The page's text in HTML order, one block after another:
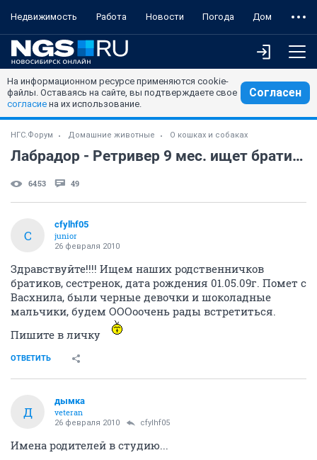
Недвижимость Работа Новости Погода Дом
На информационном ресурсе применяются cookie-
файлы. Оставаясь на сайте, вы подтверждаете свое
согласие на их использование.
Согласен
НГС.Форум Домашние животные О кошках и собаках
Лабрадор - Ретривер 9 мес. ищет братиков и сестер
6453 49
C
cfylhf05
junior
26 февраля 2010
Здравствуйте!!!! Ищем наших родственничков
братиков, сестренок, дата рождения 01.05.09г. Помет с
Васхнила, были черные девочки и шоколадные
мальчики, будем ОООоочень рады встретиться.
Пишите в личку
ОТВЕТИТЬ
Д
дымка
veteran
26 февраля 2010 cfylhf05
Имена родителей в студию...